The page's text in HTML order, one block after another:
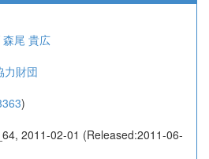
森尾 貴広
力財団
)
2011-02-01 (Released:2011-06-